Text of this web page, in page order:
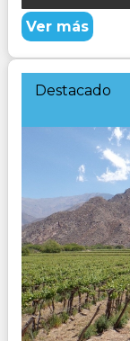
Ver más
Destacado